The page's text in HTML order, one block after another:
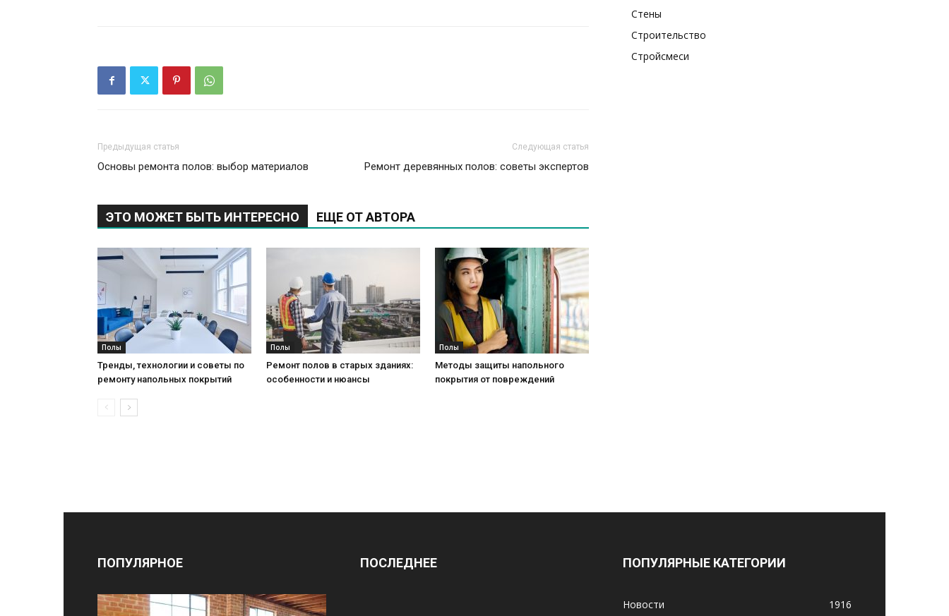
Предыдущая статья
Основы ремонта полов: выбор материалов
Следующая статья
Ремонт деревянных полов: советы экспертов
ЭТО МОЖЕТ БЫТЬ ИНТЕРЕСНО ЕЩЕ ОТ АВТОРА
Полы
Тренды, технологии и советы по
ремонту напольных покрытий
Полы
Ремонт полов в старых зданиях:
особенности и нюансы
Полы
Методы защиты напольного
покрытия от повреждений
Стены
Строительство
Стройсмеси
ПОПУЛЯРНОЕ ПОСЛЕДНЕЕ ПОПУЛЯРНЫЕ КАТЕГОРИИ
Новости
1916